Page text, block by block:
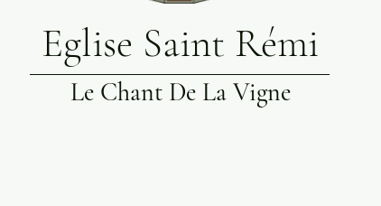
Eglise Saint Rémi
Le Chant De La Vigne